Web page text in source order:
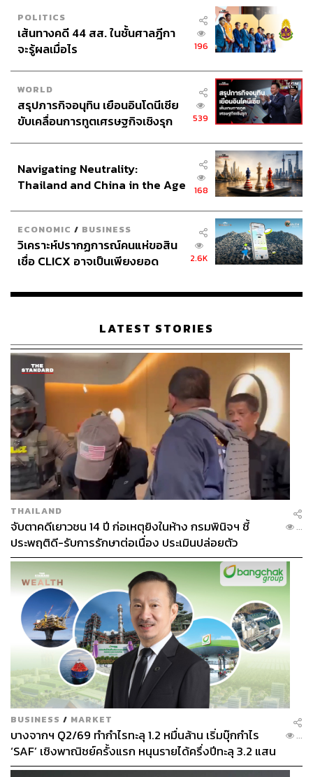
ประชาชนที่สะท้อนผ่านผลสำรวจความคิดเห็นในทุกไตรมาส
ต่อจากนี้
TAGS: คณะรัฐมนตรี
เอกนิติ นิติทัณฑ์ประภาศ
นิด้าโพล
พรรคร่วมรัฐบาล
พรรคภูมิใจไทย
นายกรัฐมนตรี
ศุภจี สุธรรมพันธุ์
พรรคเพื่อไทย
Key Messages
การปรับคณะรัฐมนตรี
สีหศักดิ์ พวงเกตุแก้ว
ทำเนียบรัฐบาล รัฐบาลอนุทิน
311
THE STANDARD TEAM
กองบรรณาธิการ THE STANDARD
ABOUT THE PHOTOGRAPHER
ฐานิส สุดโต
บรรณาธิการภาพ ประจำสำนักข่าว THE
STANDARD
POLITICS
เส้นทางคดี 44 สส. ในชั้นศาลฎีกา
จะรู้ผลเมื่อไร
196
WORLD
สรุปภารกิจอนุทิน เยือนอินโดนีเซีย
ขับเคลื่อนการทูตเศรษฐกิจเชิงรุก
539
Navigating Neutrality:
Thailand and China in the Age
168
ECONOMIC / BUSINESS
วิเคราะห์ปรากฏการณ์คนแห่ขอสิน
เชื่อ CLICX อาจเป็นเพียงยอด
เรือนไทยที่ถูกซุกไว้
2.6K
LATEST STORIES
THAILAND
จับตาคดีเยาวชน 14 ปี ก่อเหตุยิงในห้าง กรมพินิจฯ ชี้
ประพฤติดี-รับการรักษาต่อเนื่อง ประเมินปล่อยตัว
...
BUSINESS / MARKET
บางจากฯ Q2/69 ทำกำไรทะลุ 1.2 หมื่นล้าน เริ่มบุ๊กกำไร
‘SAF’ เชิงพาณิชย์ครั้งแรก หนุนรายได้ครึ่งปีทะลุ 3.2 แสน
ล้าน
...